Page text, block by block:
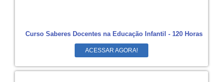
Curso Saberes Docentes na Educação Infantil - 120 Horas
ACESSAR AGORA!